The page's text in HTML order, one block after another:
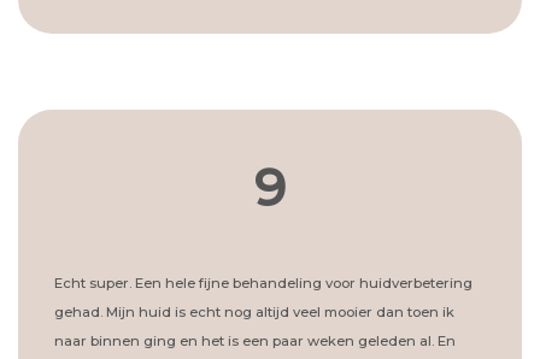
9
Echt super. Een hele fijne behandeling voor huidverbetering
gehad. Mijn huid is echt nog altijd veel mooier dan toen ik
naar binnen ging en het is een paar weken geleden al. En